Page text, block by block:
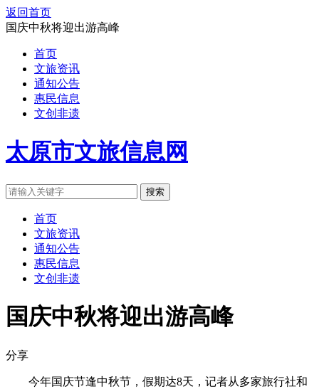
返回首页
国庆中秋将迎出游高峰
首页
文旅资讯
通知公告
惠民信息
文创非遗
太原市文旅信息网
搜索
首页
文旅资讯
通知公告
惠民信息
文创非遗
国庆中秋将迎出游高峰
分享
今年国庆节逢中秋节，假期达8天，记者从多家旅行社和